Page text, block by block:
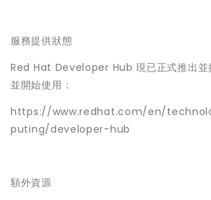
服務提供狀態
Red Hat Developer Hub 現已正式推出並
並開始使用：
https://www.redhat.com/en/
puting/developer-hub
額外資源